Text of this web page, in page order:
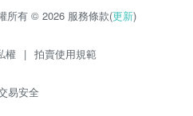
所有 © 2026 服務條款(更新)
權 | 拍賣使用規範
易安全